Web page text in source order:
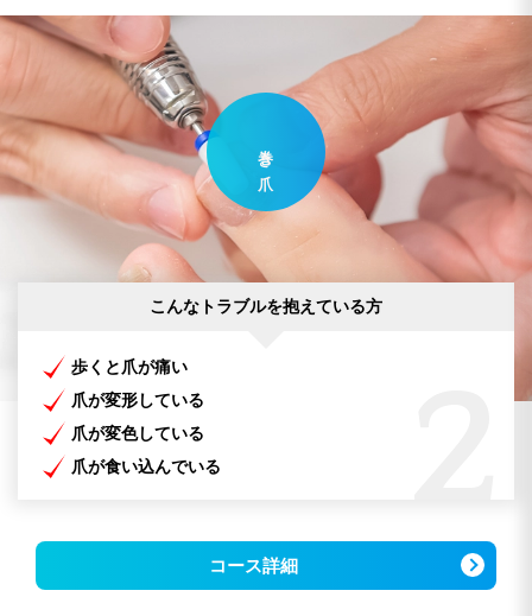
巻き爪
こんなトラブルを抱えている方
歩くと爪が痛い
爪が変形している
爪が変色している
爪が食い込んでいる
コース詳細